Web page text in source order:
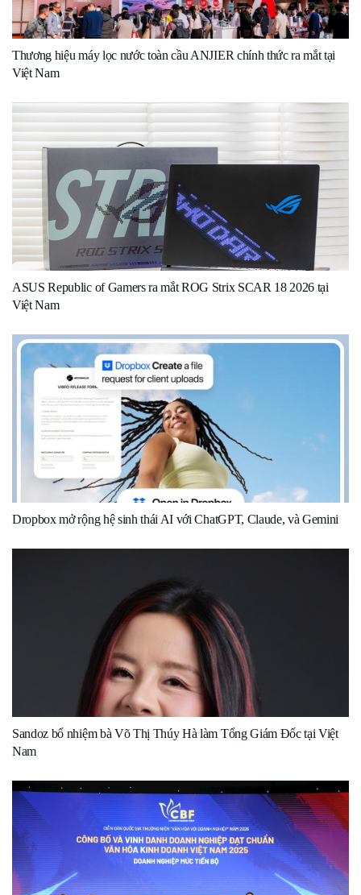
Thương hiệu máy lọc nước toàn cầu ANJIER chính thức ra mắt tại
Việt Nam
ASUS Republic of Gamers ra mắt ROG Strix SCAR 18 2026 tại
Việt Nam
Dropbox mở rộng hệ sinh thái AI với ChatGPT, Claude, và Gemini
Sandoz bổ nhiệm bà Võ Thị Thúy Hà làm Tổng Giám Đốc tại Việt
Nam